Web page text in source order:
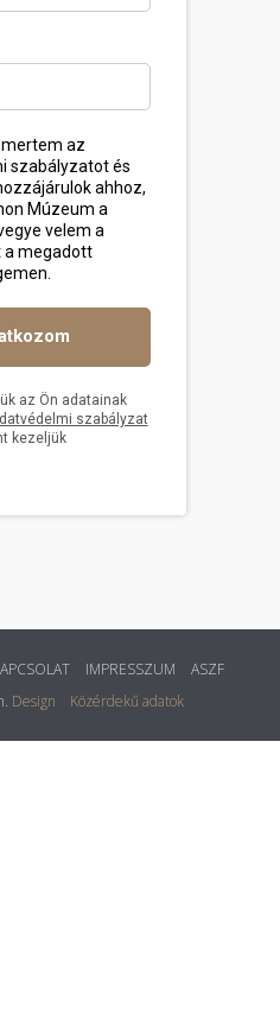
IMPRESSZUM
ASZF
Design Közérdekű adatok